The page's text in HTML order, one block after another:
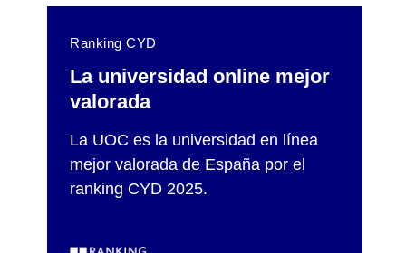
Ranking CYD
La universidad online mejor
valorada
La UOC es la universidad en línea
mejor valorada de España por el
ranking CYD 2025.